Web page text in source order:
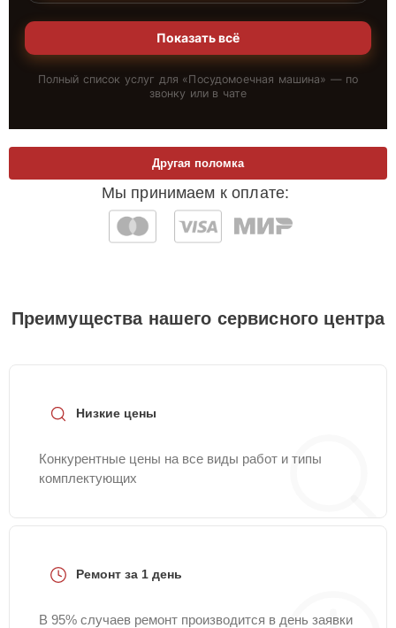
Показать всё
Полный список услуг для «Посудомоечная машина» — по
звонку или в чате
Мы принимаем к оплате:
Другая поломка
Преимущества нашего сервисного центра
Низкие цены
Конкурентные цены на все виды работ и типы
комплектующих
Ремонт за 1 день
В 95% случаев ремонт производится в день заявки